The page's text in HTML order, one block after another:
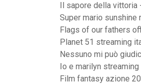
Il sapore della vittoria
Super mario sunshine
Flags of our fathers
Planet 51 streaming
Nessuno mi può
Io e marilyn streaming
Film fantasy azione